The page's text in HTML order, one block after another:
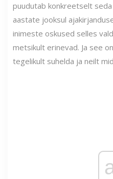
puudutab konkreetselt
aastate jooksul
inimeste oskused selles
metsikult erinevad. Ja see
tegelikult suhelda ja neilt